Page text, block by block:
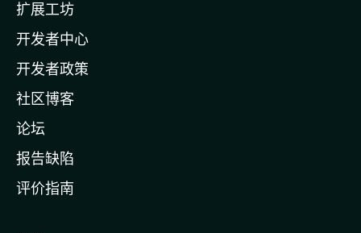
a
主
页
扩展工坊
开发者中心
开发者政策
社区博客
论坛
报告缺陷
评价指南